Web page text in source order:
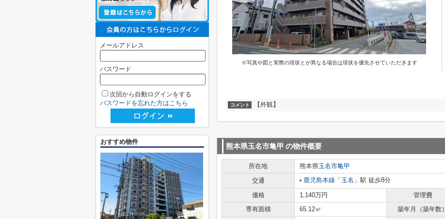
※写真や図と実際の現状とが異なる場合は現状を優先させていただきます
コメント 【外観】
熊本県玉名市亀甲 の物件概要
所在地 熊本県玉名市亀甲
交通
鹿児島本線 「 玉名 」駅 徒歩8分
価格 1,140万円 管理費
専有面積
65.12㎡ 築年月（築年数）
メールアドレス
パスワード
次回から自動ログインをする
パスワードを忘れた方はこちら
おすすめ物件